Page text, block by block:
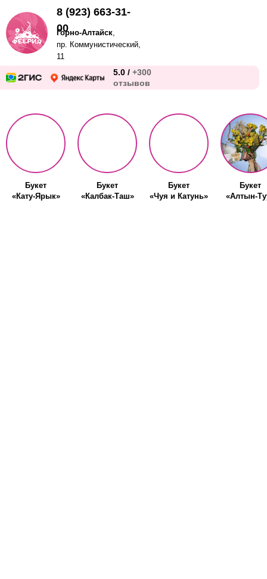
5.0 / +300
отзывов
Горно-Алтайск,
пр. Коммунистический,
11
8 (923) 663-31-
00
Букет
«Кату-Ярык»
Букет
«Калбак-Таш»
Букет
«Чуя и Катунь»
Букет
«Алтын-